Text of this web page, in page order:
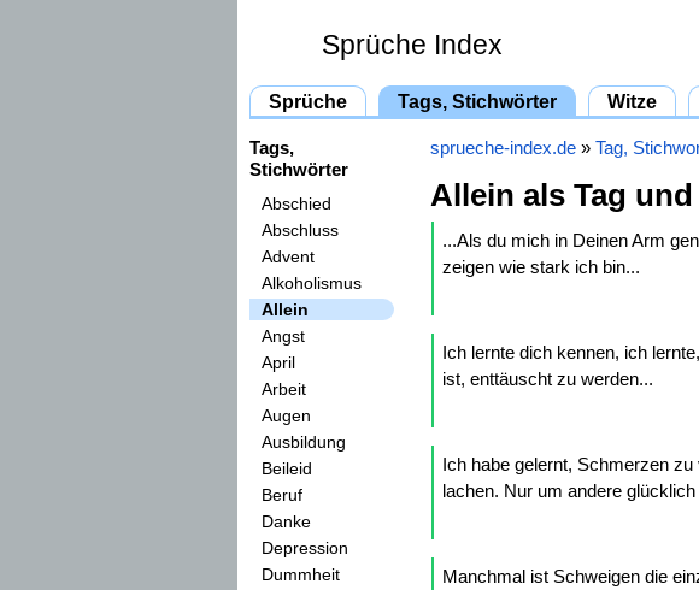
Sprüche Index
Sprüche Tags, Stichwörter Witze
Tags,
Stichwörter
Abschied
Abschluss
Advent
Alkoholismus
Allein
Angst
April
Arbeit
Augen
Ausbildung
Beileid
Beruf
Danke
Depression
Dummheit
sprueche-index.de » Tag,
Allein als Tag
...Als du mich in Deinen Arm
zeigen wie stark ich bin...
Ich lernte dich kennen, ich
ist, enttäuscht zu werden...
Ich habe gelernt, Schmerzen
lachen. Nur um andere
Manchmal ist Schweigen die